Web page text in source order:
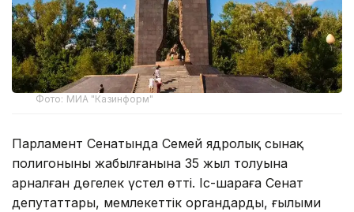
Фото: МИА "Казинформ"
Парламент Сенатында Семей ядролық сынақ
полигонының жабылғанына 35 жыл толуына
арналған дөңгелек үстел өтті. Іс-шараға Сенат
депутаттары, мемлекеттік органдардың, ғылыми